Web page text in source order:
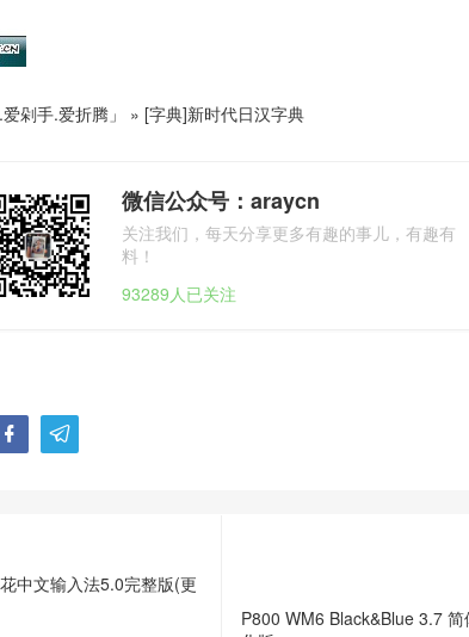
剁手.爱折腾」 » [字典]新时代日汉字典
微信公众号：araycn
关注我们，每天分享更多有趣的事儿，有趣有
料！
93289人已关注
 
中文输入法5.0完整版(更
P800 WM6 Black&Blue 3.7 简